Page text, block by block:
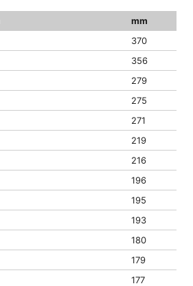
mm
370
356
279
275
271
219
216
196
195
193
180
179
177